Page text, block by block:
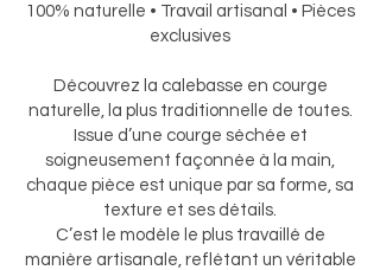
100% naturelle • Travail artisanal • Pièces
exclusives
Découvrez la calebasse en courge
naturelle, la plus traditionnelle de toutes.
Issue d’une courge séchée et
soigneusement façonnée à la main,
chaque pièce est unique par sa forme, sa
texture et ses détails.
C’est le modèle le plus travaillé de
manière artisanale, reflétant un véritable